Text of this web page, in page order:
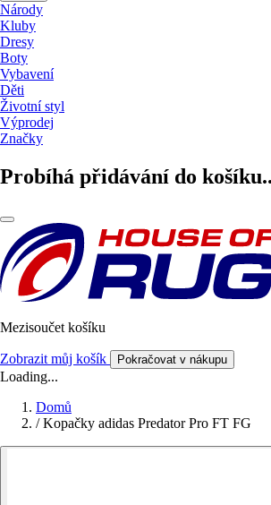
Národy
Kluby
Dresy
Boty
Vybavení
Děti
Životní styl
Výprodej
Značky
Probíhá přidávání do
Mezisoučet košíku
Zobrazit můj košík Pokračovat v nákupu
Loading...
Domů
/ Kopačky adidas Predator Pro FT FG